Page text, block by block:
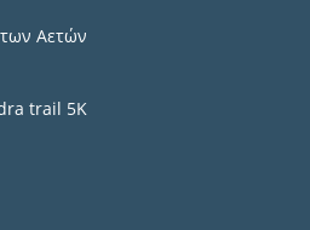
Αετών
trail 5Κ